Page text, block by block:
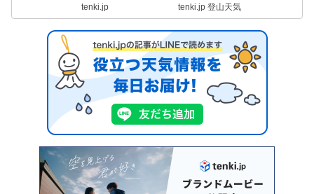
tenki.jp tenki.jp 登山天気